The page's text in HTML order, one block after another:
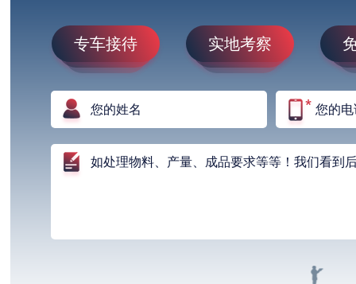
专车接待 实地考察